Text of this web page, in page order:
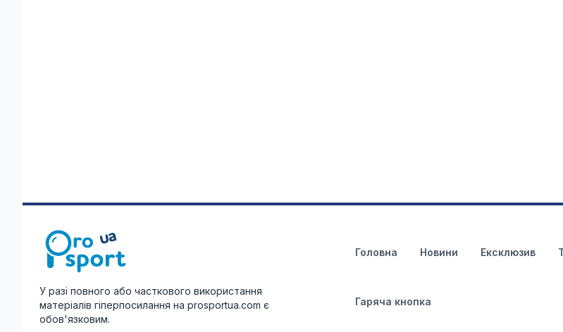
У разі повного або часткового використання
матеріалів гіперпосилання на prosportua.com є
обов'язковим.
Головна Новини Ексклюзив
Гаряча кнопка